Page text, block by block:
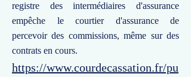
registre des intermédiaires d'assurance
empêche le courtier d'assurance de
percevoir des commissions, même sur des
contrats en cours.
https://www.courdecassation.fr/pu